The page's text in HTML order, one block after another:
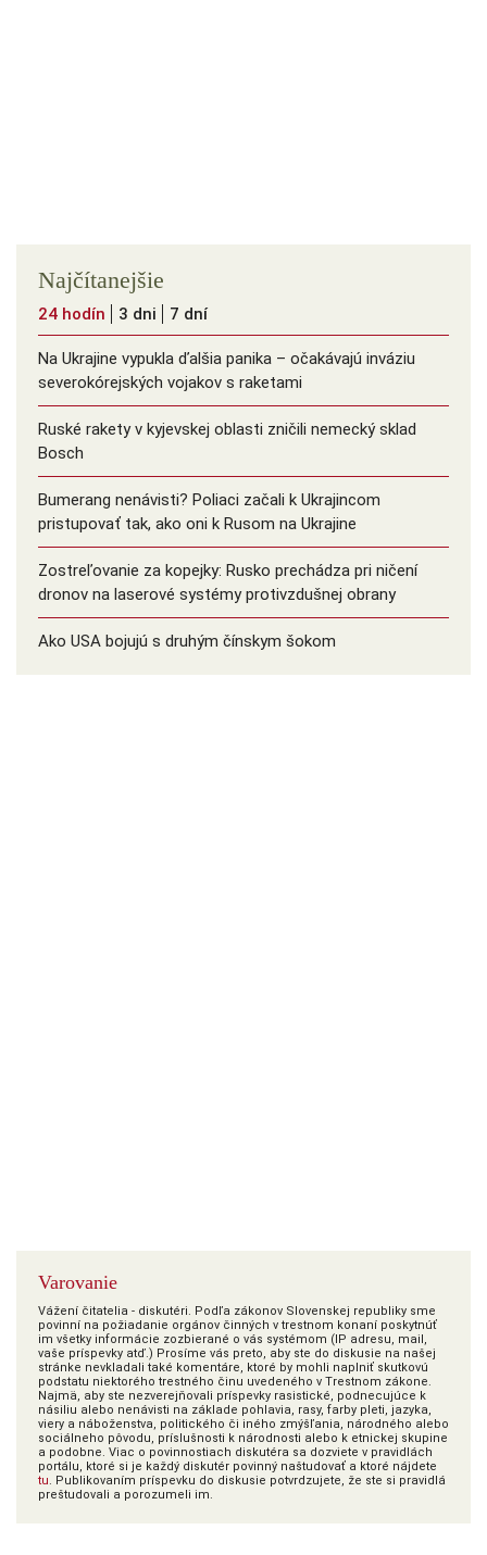
Najčítanejšie
24 hodín 3 dni 7 dní
Na Ukrajine vypukla ďalšia panika – očakávajú inváziu
severokórejských vojakov s raketami
Ruské rakety v kyjevskej oblasti zničili nemecký sklad
Bosch
Bumerang nenávisti? Poliaci začali k Ukrajincom
pristupovať tak, ako oni k Rusom na Ukrajine
Zostreľovanie za kopejky: Rusko prechádza pri ničení
dronov na laserové systémy protivzdušnej obrany
Ako USA bojujú s druhým čínskym šokom
Varovanie
Vážení čitatelia - diskutéri. Podľa zákonov Slovenskej republiky sme
povinní na požiadanie orgánov činných v trestnom konaní poskytnúť
im všetky informácie zozbierané o vás systémom (IP adresu, mail,
vaše príspevky atď.) Prosíme vás preto, aby ste do diskusie na našej
stránke nevkladali také komentáre, ktoré by mohli naplniť skutkovú
podstatu niektorého trestného činu uvedeného v Trestnom zákone.
Najmä, aby ste nezverejňovali príspevky rasistické, podnecujúce k
násiliu alebo nenávisti na základe pohlavia, rasy, farby pleti, jazyka,
viery a náboženstva, politického či iného zmýšľania, národného alebo
sociálneho pôvodu, príslušnosti k národnosti alebo k etnickej skupine
a podobne. Viac o povinnostiach diskutéra sa dozviete v pravidlách
portálu, ktoré si je každý diskutér povinný naštudovať a ktoré nájdete
tu. Publikovaním príspevku do diskusie potvrdzujete, že ste si pravidlá
preštudovali a porozumeli im.